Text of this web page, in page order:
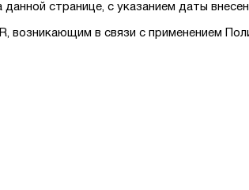
странице, с указанием даты
возникающим в связи с применением